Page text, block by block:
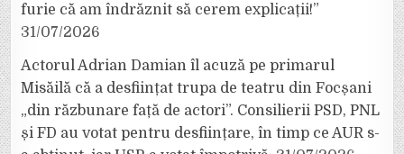
furie că am îndrăznit să cerem explicații!”
31/07/2026
Actorul Adrian Damian îl acuză pe primarul
Misăilă că a desființat trupa de teatru din Focșani
„din răzbunare față de actori”. Consilierii PSD, PNL
și FD au votat pentru desființare, în timp ce AUR s-